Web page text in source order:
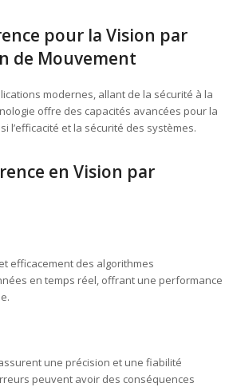
pour la Vision par
de Mouvement
modernes, allant de la sécurité à la
offre des capacités avancées pour la
l’efficacité et la sécurité des systèmes.
en Vision par
efficacement des algorithmes
en temps réel, offrant une performance
une précision et une fiabilité
peuvent avoir des conséquences